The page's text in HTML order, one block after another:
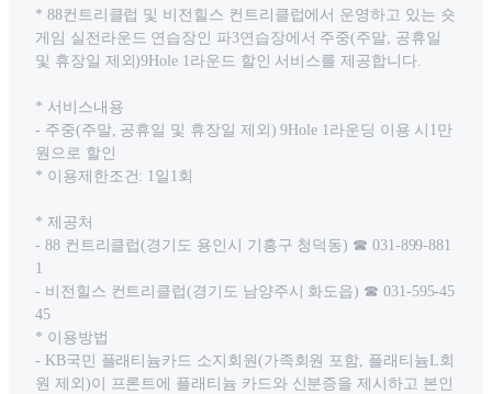
* 88컨트리클럽 및 비전힐스 컨트리클럽에서 운영하고 있는 숏
게임 실전라운드 연습장인 파3연습장에서 주중(주말, 공휴일
및 휴장일 제외)9Hole 1라운드 할인 서비스를 제공합니다.
* 서비스내용
- 주중(주말, 공휴일 및 휴장일 제외) 9Hole 1라운딩 이용 시1만
원으로 할인
* 이용제한조건: 1일1회
* 제공처
- 88 컨트리클럽(경기도 용인시 기흥구 청덕동) ☎ 031-899-881
1
- 비전힐스 컨트리클럽(경기도 남양주시 화도읍) ☎ 031-595-45
45
* 이용방법
- KB국민 플래티늄카드 소지회원(가족회원 포함, 플래티늄L회
원 제외)이 프론트에 플래티늄 카드와 신분증을 제시하고 본인